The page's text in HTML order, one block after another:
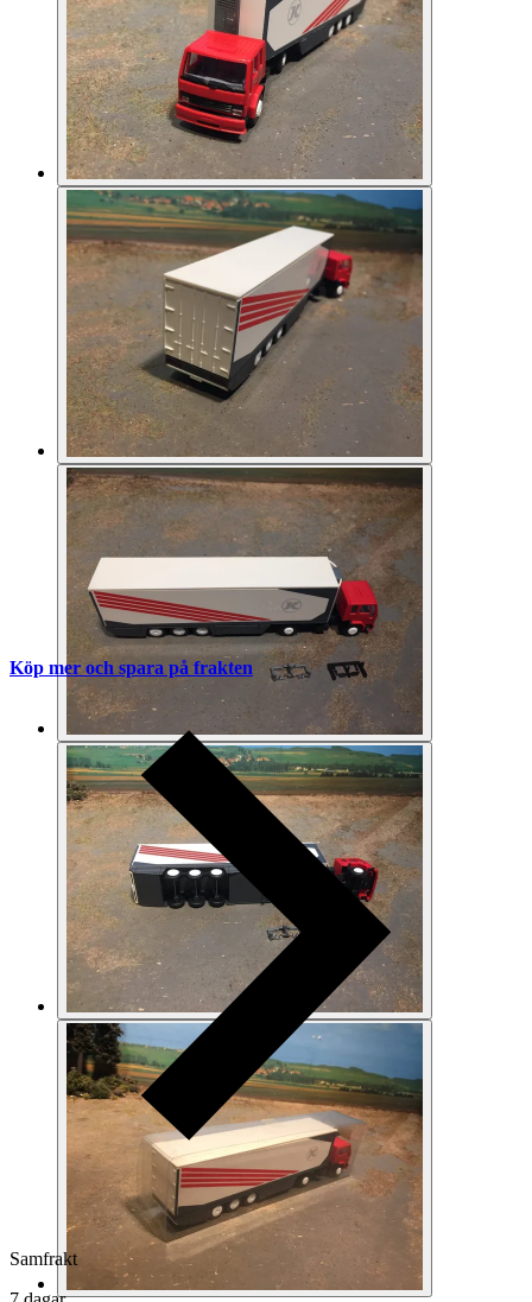
Köp mer och spara på frakten
Samfrakt